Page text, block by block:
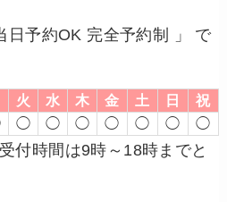
日予約OK 完全予約制 」 で
火 水 木 金 土 日
祝
◯ ◯ ◯ ◯ ◯ ◯ ◯
付時間は9時～18時までと